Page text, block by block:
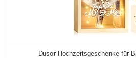
Dusor Hochzeitsgeschenke für